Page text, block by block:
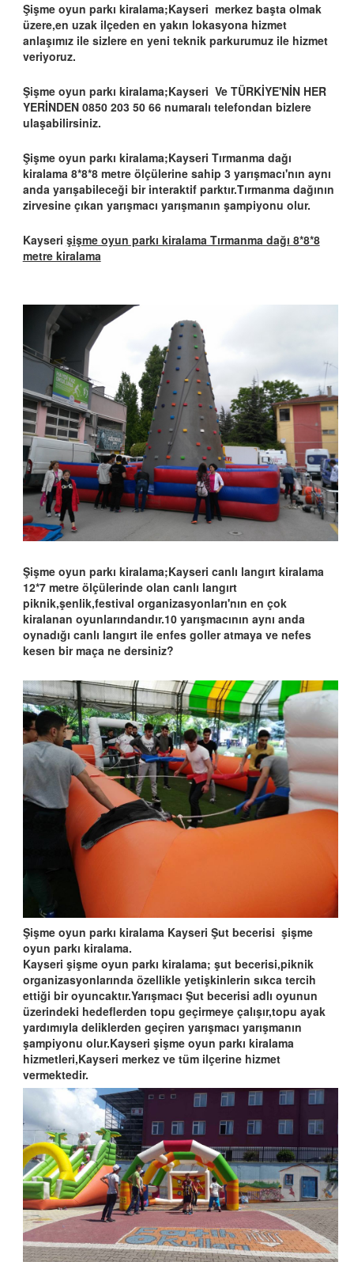
Şişme oyun parkı kiralama;Kayseri merkez başta olmak
üzere,en uzak ilçeden en yakın lokasyona hizmet
anlaşımız ile sizlere en yeni teknik parkurumuz ile hizmet
veriyoruz.
Şişme oyun parkı kiralama;Kayseri Ve TÜRKİYE'NİN HER
YERİNDEN 0850 203 50 66 numaralı telefondan bizlere
ulaşabilirsiniz.
Şişme oyun parkı kiralama;Kayseri Tırmanma dağı
kiralama 8*8*8 metre ölçülerine sahip 3 yarışmacı'nın aynı
anda yarışabileceği bir interaktif parktır.Tırmanma dağının
zirvesine çıkan yarışmacı yarışmanın şampiyonu olur.
Kayseri şişme oyun parkı kiralama Tırmanma dağı 8*8*8
metre kiralama
Şişme oyun parkı kiralama;Kayseri canlı langırt kiralama
12*7 metre ölçülerinde olan canlı langırt
piknik,şenlik,festival organizasyonları'nın en çok
kiralanan oyunlarındandır.10 yarışmacının aynı anda
oynadığı canlı langırt ile enfes goller atmaya ve nefes
kesen bir maça ne dersiniz?
Şişme oyun parkı kiralama Kayseri Şut becerisi şişme
oyun parkı kiralama.
Kayseri şişme oyun parkı kiralama; şut becerisi,piknik
organizasyonlarında özellikle yetişkinlerin sıkca tercih
ettiği bir oyuncaktır.Yarışmacı Şut becerisi adlı oyunun
üzerindeki hedeflerden topu geçirmeye çalışır,topu ayak
yardımıyla deliklerden geçiren yarışmacı yarışmanın
şampiyonu olur.Kayseri şişme oyun parkı kiralama
hizmetleri,Kayseri merkez ve tüm ilçerine hizmet
vermektedir.